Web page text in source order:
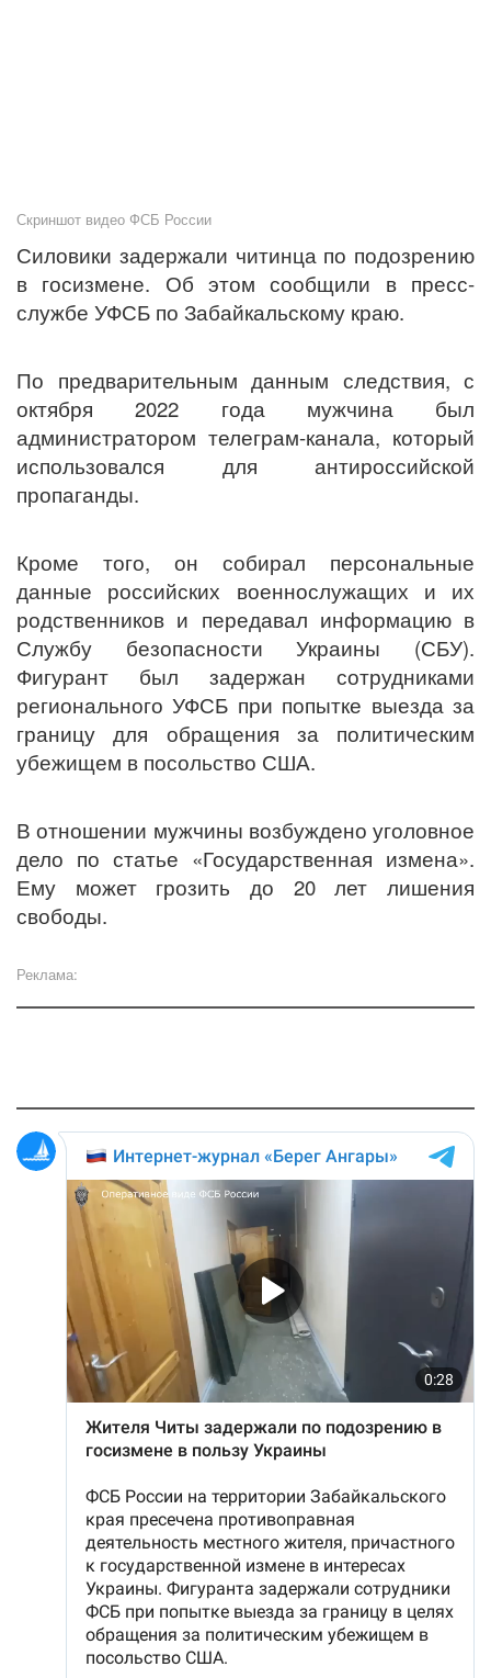
Скриншот видео ФСБ России
Силовики задержали читинца по подозрению
в госизмене. Об этом сообщили в пресс-
службе УФСБ по Забайкальскому краю.
По предварительным данным следствия, с
октября 2022 года мужчина был
администратором телеграм-канала, который
использовался для антироссийской
пропаганды.
Кроме того, он собирал персональные
данные российских военнослужащих и их
родственников и передавал информацию в
Службу безопасности Украины (СБУ).
Фигурант был задержан сотрудниками
регионального УФСБ при попытке выезда за
границу для обращения за политическим
убежищем в посольство США.
В отношении мужчины возбуждено уголовное
дело по статье «Государственная измена».
Ему может грозить до 20 лет лишения
свободы.
Реклама: